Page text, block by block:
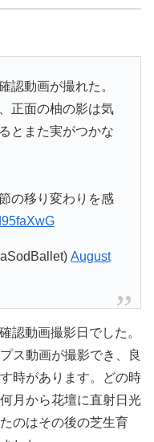
認動画が撮れた。
正面の柚の影は気
とまた実がつかな
の移り変わりを感
August
認動画撮影日でした。
ス動画が撮影でき、良
時があります。どの時
月から花壇に直射日光
のはその後の芝生育